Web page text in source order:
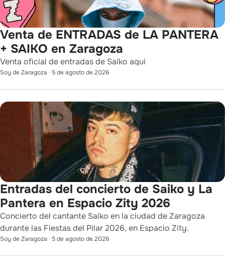
Venta de ENTRADAS de LA PANTERA
+ SAIKO en Zaragoza
Venta oficial de entradas de Saiko aquí
Soy de Zaragoza · 5 de agosto de 2026
Entradas del concierto de Saiko y La
Pantera en Espacio Zity 2026
Concierto del cantante Saiko en la ciudad de Zaragoza
durante las Fiestas del Pilar 2026, en Espacio Zity.
Soy de Zaragoza · 5 de agosto de 2026